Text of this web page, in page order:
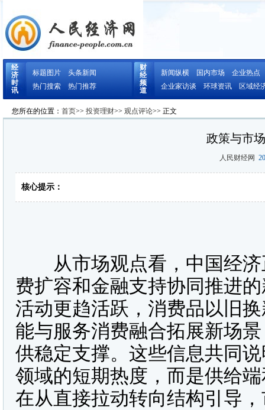
经
济
时
讯
标题图片
头条新闻
热门搜索
热门推荐
财
经
频
道
新闻纵横 国内市场
企业热点
企业家访谈
环球资讯 区域经
您所在的位置： 首页>> 投资理财>> 观点评论>> 正文
政策与市
人民财经网
核心提示：
从市场观点看，中国经济
费扩容和金融支持协同推进
活动更趋活跃，消费品以旧
能与服务消费融合拓展新场
供稳定支撑。这些信息共同
领域的短期热度，而是供给
在从直接拉动转向结构引导